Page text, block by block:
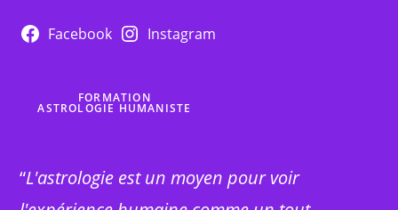
Facebook Instagram
FORMATION
ASTROLOGIE HUMANISTE
“L'astrologie est un moyen pour voir